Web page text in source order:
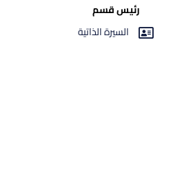
رئيس قسم
السيرة الذاتية